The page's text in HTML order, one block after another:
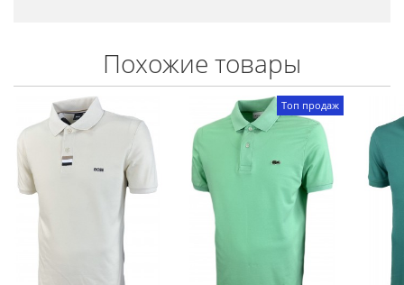
Похожие товары
Топ продаж